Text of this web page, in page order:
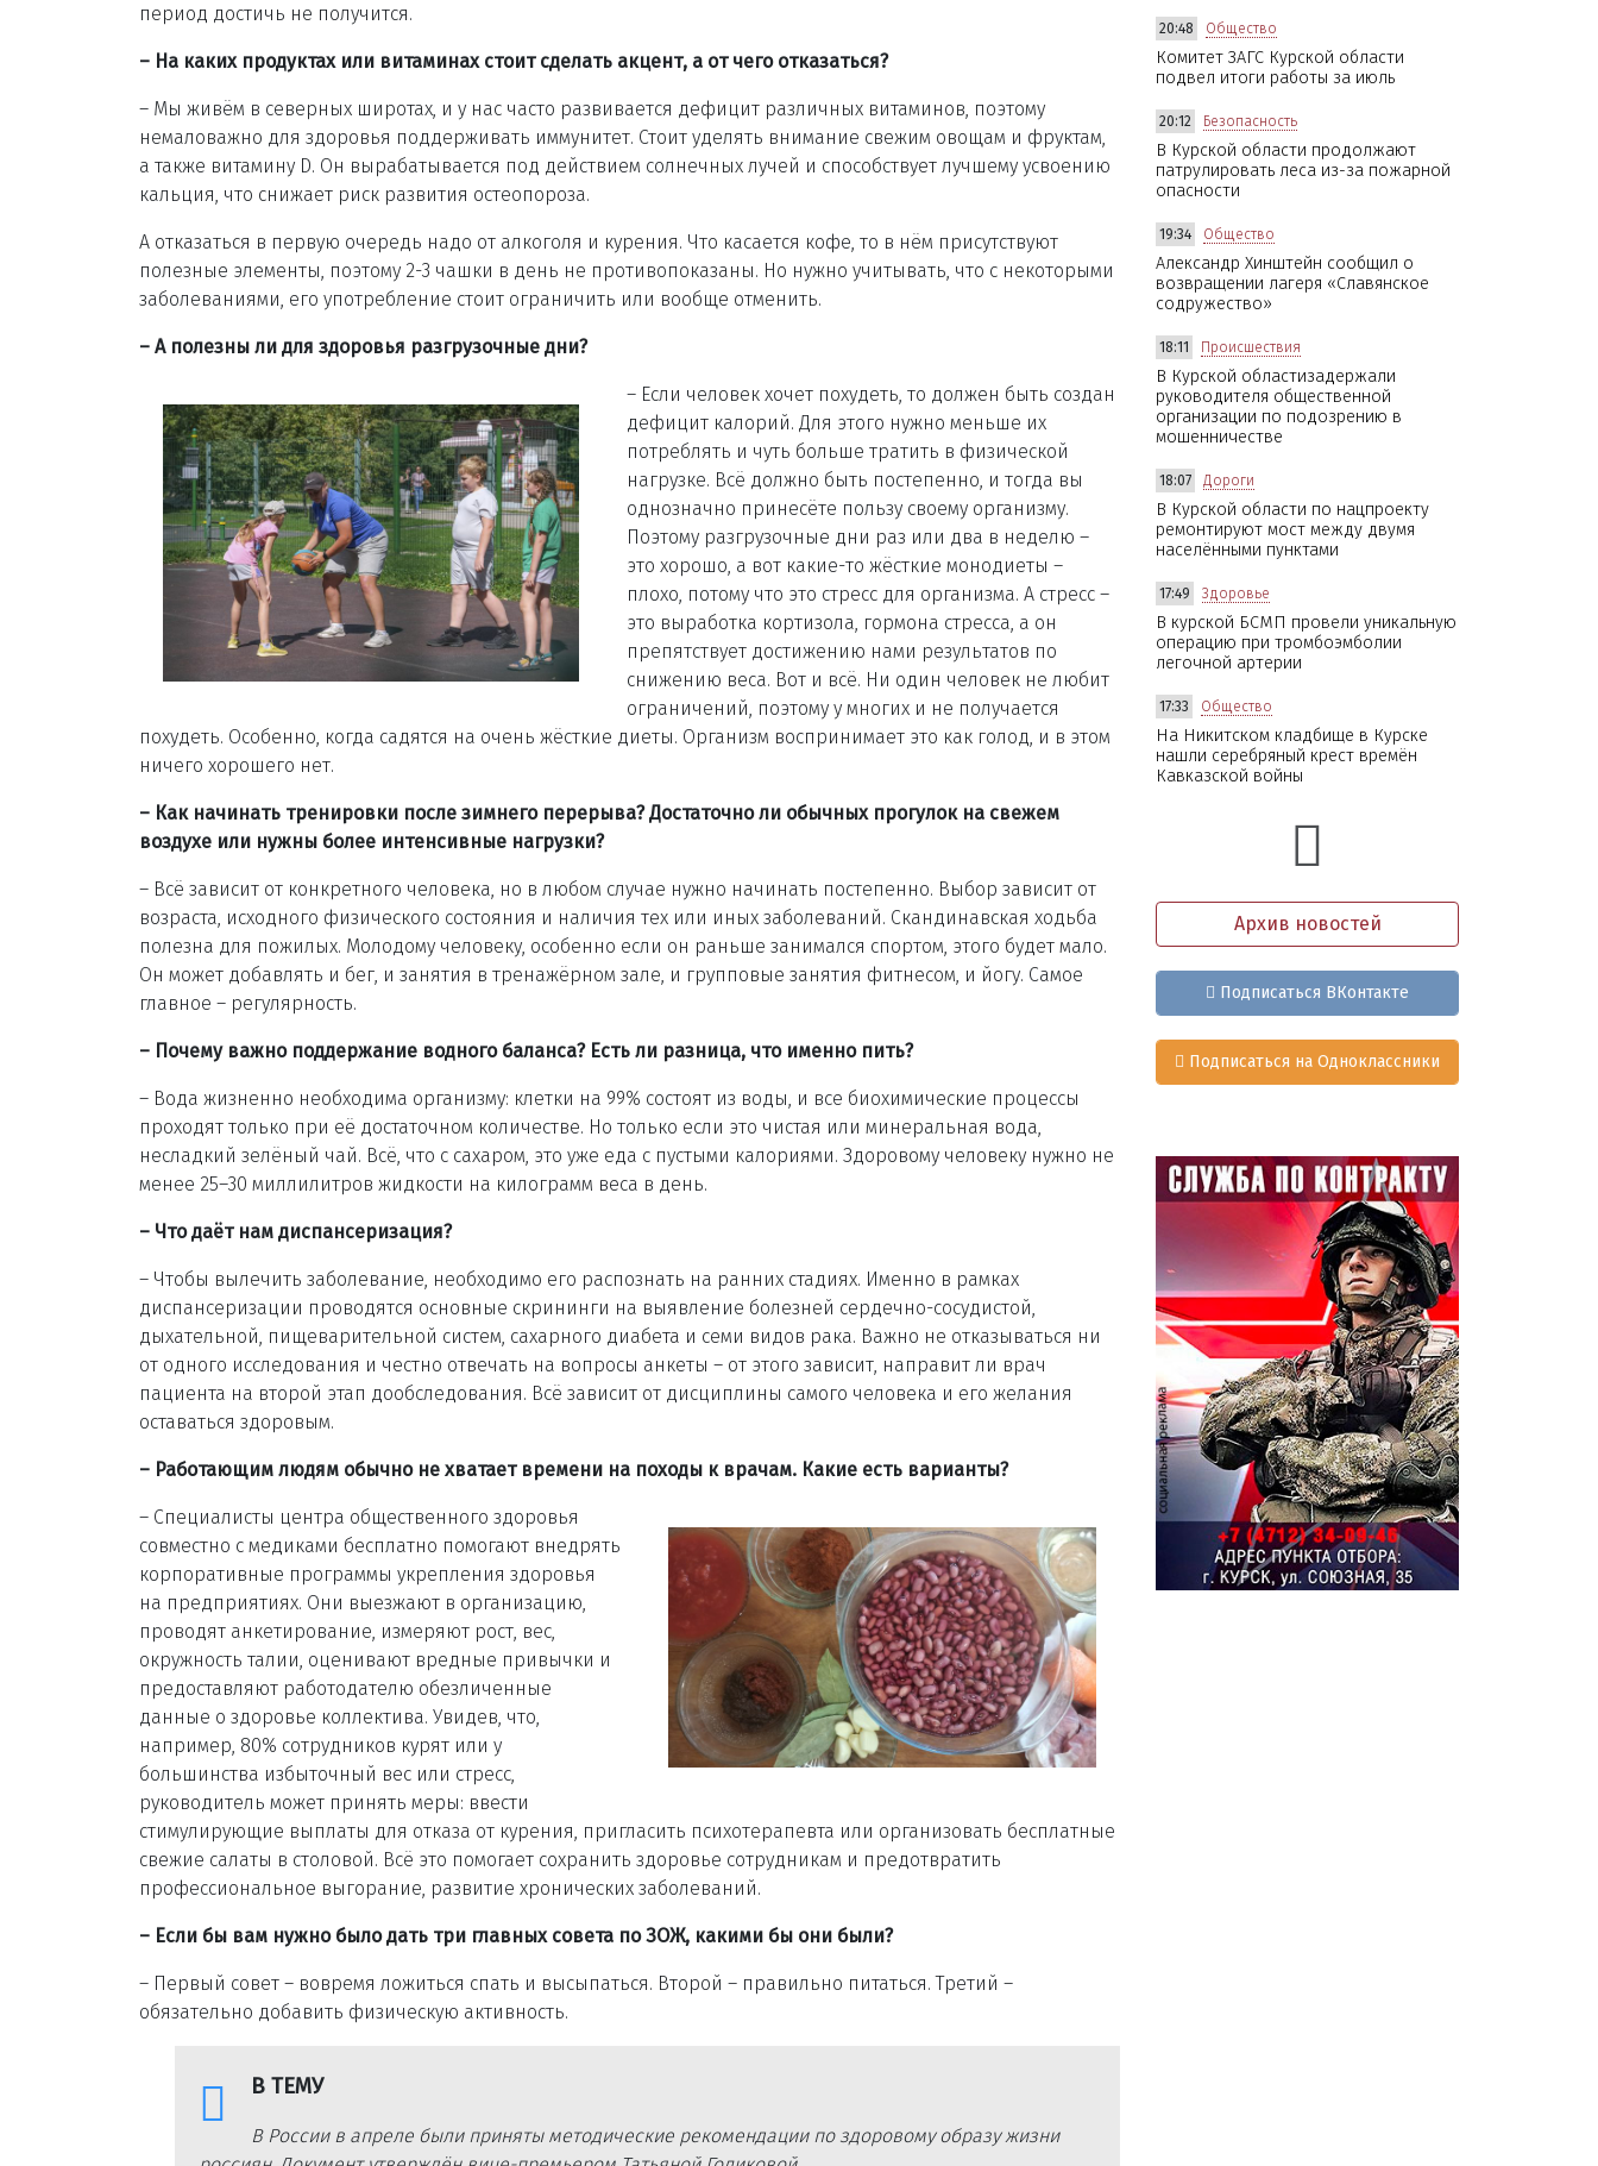
период достичь не получится.
– На каких продуктах или витаминах стоит сделать акцент, а от чего отказаться?
– Мы живём в северных широтах, и у нас часто развивается дефицит различных витаминов, поэтому
немаловажно для здоровья поддерживать иммунитет. Стоит уделять внимание свежим овощам и фруктам,
а также витамину D. Он вырабатывается под действием солнечных лучей и способствует лучшему усвоению
кальция, что снижает риск развития остеопороза.
А отказаться в первую очередь надо от алкоголя и курения. Что касается кофе, то в нём присутствуют
полезные элементы, поэтому 2-3 чашки в день не противопоказаны. Но нужно учитывать, что с некоторыми
заболеваниями, его употребление стоит ограничить или вообще отменить.
– А полезны ли для здоровья разгрузочные дни?
– Если человек хочет похудеть, то должен быть создан
дефицит калорий. Для этого нужно меньше их
потреблять и чуть больше тратить в физической
нагрузке. Всё должно быть постепенно, и тогда вы
однозначно принесёте пользу своему организму.
Поэтому разгрузочные дни раз или два в неделю –
это хорошо, а вот какие-то жёсткие монодиеты –
плохо, потому что это стресс для организма. А стресс –
это выработка кортизола, гормона стресса, а он
препятствует достижению нами результатов по
снижению веса. Вот и всё. Ни один человек не любит
ограничений, поэтому у многих и не получается
похудеть. Особенно, когда садятся на очень жёсткие диеты. Организм воспринимает это как голод, и в этом
ничего хорошего нет.
– Как начинать тренировки после зимнего перерыва? Достаточно ли обычных прогулок на свежем
воздухе или нужны более интенсивные нагрузки?
– Всё зависит от конкретного человека, но в любом случае нужно начинать постепенно. Выбор зависит от
возраста, исходного физического состояния и наличия тех или иных заболеваний. Скандинавская ходьба
полезна для пожилых. Молодому человеку, особенно если он раньше занимался спортом, этого будет мало.
Он может добавлять и бег, и занятия в тренажёрном зале, и групповые занятия фитнесом, и йогу. Самое
главное – регулярность.
– Почему важно поддержание водного баланса? Есть ли разница, что именно пить?
– Вода жизненно необходима организму: клетки на 99% состоят из воды, и все биохимические процессы
проходят только при её достаточном количестве. Но только если это чистая или минеральная вода,
несладкий зелёный чай. Всё, что с сахаром, это уже еда с пустыми калориями. Здоровому человеку нужно не
менее 25–30 миллилитров жидкости на килограмм веса в день.
– Что даёт нам диспансеризация?
– Чтобы вылечить заболевание, необходимо его распознать на ранних стадиях. Именно в рамках
диспансеризации проводятся основные скрининги на выявление болезней сердечно-сосудистой,
дыхательной, пищеварительной систем, сахарного диабета и семи видов рака. Важно не отказываться ни
от одного исследования и честно отвечать на вопросы анкеты – от этого зависит, направит ли врач
пациента на второй этап дообследования. Всё зависит от дисциплины самого человека и его желания
оставаться здоровым.
– Работающим людям обычно не хватает времени на походы к врачам. Какие есть варианты?
– Специалисты центра общественного здоровья
совместно с медиками бесплатно помогают внедрять
корпоративные программы укрепления здоровья
на предприятиях. Они выезжают в организацию,
проводят анкетирование, измеряют рост, вес,
окружность талии, оценивают вредные привычки и
предоставляют работодателю обезличенные
данные о здоровье коллектива. Увидев, что,
например, 80% сотрудников курят или у
большинства избыточный вес или стресс,
руководитель может принять меры: ввести
стимулирующие выплаты для отказа от курения, пригласить психотерапевта или организовать бесплатные
свежие салаты в столовой. Всё это помогает сохранить здоровье сотрудникам и предотвратить
профессиональное выгорание, развитие хронических заболеваний.
– Если бы вам нужно было дать три главных совета по ЗОЖ, какими бы они были?
– Первый совет – вовремя ложиться спать и высыпаться. Второй – правильно питаться. Третий –
обязательно добавить физическую активность.
В ТЕМУ
В России в апреле были приняты методические рекомендации по здоровому образу жизни
20:48 Общество
Комитет ЗАГС Курской области
подвел итоги работы за июль
20:12 Безопасность
В Курской области продолжают
патрулировать леса из-за пожарной
опасности
19:34 Общество
Александр Хинштейн сообщил о
возвращении лагеря «Славянское
содружество»
18:11 Происшествия
В Курской областизадержали
руководителя общественной
организации по подозрению в
мошенничестве
18:07 Дороги
В Курской области по нацпроекту
ремонтируют мост между двумя
населёнными пунктами
17:49 Здоровье
В курской БСМП провели уникальную
операцию при тромбоэмболии
легочной артерии
17:33 Общество
На Никитском кладбище в Курске
нашли серебряный крест времён
Кавказской войны
Архив новостей
Подписаться ВКонтакте
Подписаться на Одноклассники